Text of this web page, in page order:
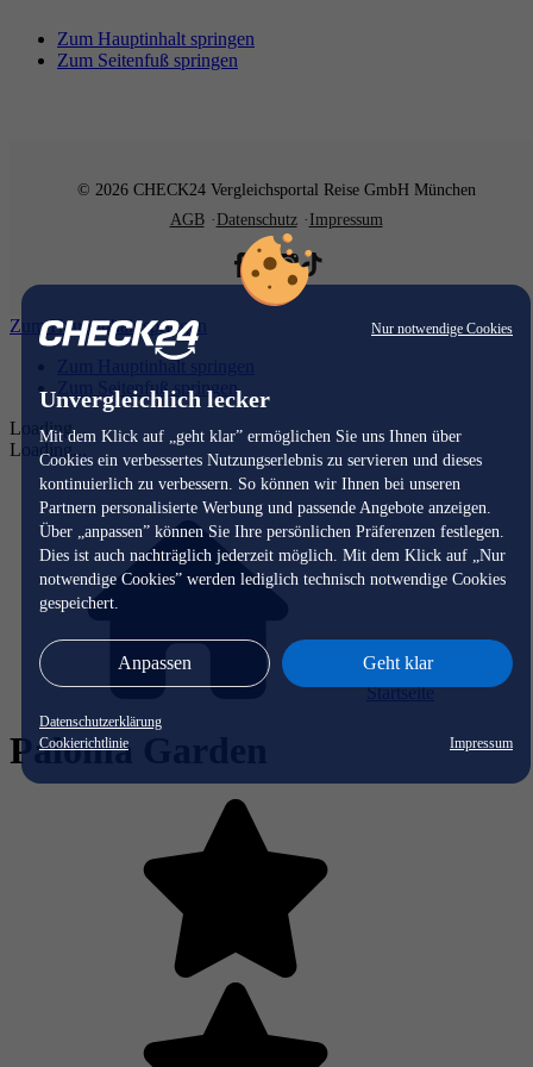
Nur notwendige Cookies
Unvergleichlich lecker
Mit dem Klick auf „geht klar” ermöglichen Sie uns Ihnen über
Cookies ein verbessertes Nutzungserlebnis zu servieren und dieses
kontinuierlich zu verbessern. So können wir Ihnen bei unseren
Partnern personalisierte Werbung und passende Angebote anzeigen.
Über „anpassen” können Sie Ihre persönlichen Präferenzen festlegen.
Dies ist auch nachträglich jederzeit möglich. Mit dem Klick auf „Nur
notwendige Cookies” werden lediglich technisch notwendige Cookies
gespeichert.
Anpassen Geht klar
Datenschutzerklärung
Cookierichtlinie
Impressum
Zum Hauptinhalt springen
Zum Seitenfuß springen
© 2026 CHECK24 Vergleichsportal Reise GmbH München
AGB
Datenschutz Impressum
Zum Hauptinhalt springen
Zum Hauptinhalt springen
Zum Seitenfuß springen
Loading...
Loading...
Startseite
Paloma Garden